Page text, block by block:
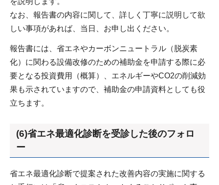
なお、報告書の内容に関して、詳しく丁寧に説明して欲
しい事項があれば、当日、お申し出ください。
報告書には、省エネやカーボンニュートラル（脱炭素
化）に関わる設備改修のための補助金を申請する際に必
要となる投資費用（概算）、エネルギーやCO2の削減効
果も示されていますので、補助金の申請資料としても役
立ちます。
(6)省エネ最適化診断を受診した後のフォロ
ー
省エネ最適化診断で提案された改善内容の実施に関する